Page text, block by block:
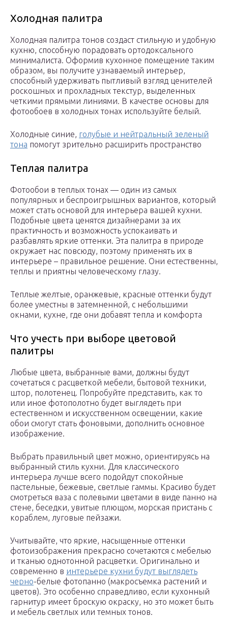
Холодная палитра
Холодная палитра тонов создаст стильную и удобную
кухню, способную порадовать ортодоксального
минималиста. Оформив кухонное помещение таким
образом, вы получите узнаваемый интерьер,
способный удерживать пытливый взгляд ценителей
роскошных и прохладных текстур, выделенных
четкими прямыми линиями. В качестве основы для
фотообоев в холодных тонах используйте белый.
Холодные синие, голубые и нейтральный зеленый
тона помогут зрительно расширить пространство
Теплая палитра
Фотообои в теплых тонах — один из самых
популярных и беспроигрышных вариантов, который
может стать основой для интерьера вашей кухни.
Подобные цвета ценятся дизайнерами за их
практичность и возможность успокаивать и
разбавлять яркие оттенки. Эта палитра в природе
окружает нас повсюду, поэтому применять их в
интерьере – правильное решение. Они естественны,
теплы и приятны человеческому глазу.
Теплые желтые, оранжевые, красные оттенки будут
более уместны в затемненной, с небольшими
окнами, кухне, где они добавят тепла и комфорта
Что учесть при выборе цветовой
палитры
Любые цвета, выбранные вами, должны будут
сочетаться с расцветкой мебели, бытовой техники,
штор, полотенец. Попробуйте представить, как то
или иное фотополотно будет выглядеть при
естественном и искусственном освещении, какие
обои смогут стать фоновыми, дополнить основное
изображение.
Выбрать правильный цвет можно, ориентируясь на
выбранный стиль кухни. Для классического
интерьера лучше всего подойдут спокойные
пастельные, бежевые, светлые гаммы. Красиво будет
смотреться ваза с полевыми цветами в виде панно на
стене, беседки, увитые плющом, морская пристань с
кораблем, луговые пейзажи.
Учитывайте, что яркие, насыщенные оттенки
фотоизображения прекрасно сочетаются с мебелью
и тканью однотонной расцветки. Оригинально и
современно в интерьере кухни будут выглядеть
черно-белые фотопанно (макросъемка растений и
цветов). Это особенно справедливо, если кухонный
гарнитур имеет броскую окраску, но это может быть
и мебель светлых или темных тонов.